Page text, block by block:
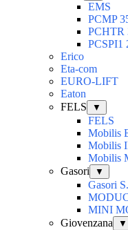
EMS
PCMP
PCHTR
PCSPI1
Erico
Eta-com
EURO-LIFT
Eaton
FELS
▼
FELS
Mobilis
Mobilis
Mobilis
Gasori
▼
Gasori
MINI
Giovenzana
▼